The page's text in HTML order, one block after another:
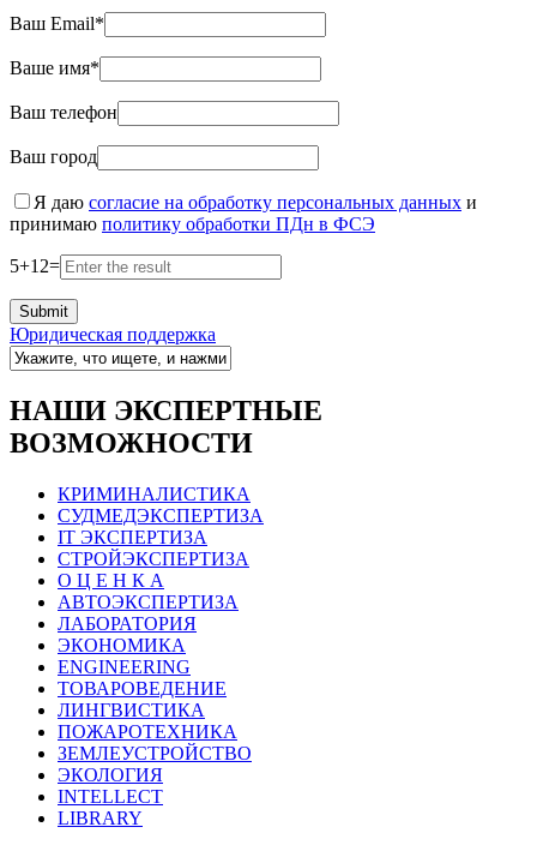
Ваш Email*
Ваше имя*
Ваш телефон
Ваш город
Я даю согласие на обработку персональных данных и
принимаю политику обработки ПДн в ФСЭ
5+12=
Юридическая поддержка
НАШИ ЭКСПЕРТНЫЕ
ВОЗМОЖНОСТИ
КРИМИНАЛИСТИКА
СУДМЕДЭКСПЕРТИЗА
IT ЭКСПЕРТИЗА
СТРОЙЭКСПЕРТИЗА
О Ц Е Н К А
АВТОЭКСПЕРТИЗА
ЛАБОРАТОРИЯ
ЭКОНОМИКА
ENGINEERING
ТОВАРОВЕДЕНИЕ
ЛИНГВИСТИКА
ПОЖАРОТЕХНИКА
ЗЕМЛЕУСТРОЙСТВО
ЭКОЛОГИЯ
INTELLECT
LIBRARY